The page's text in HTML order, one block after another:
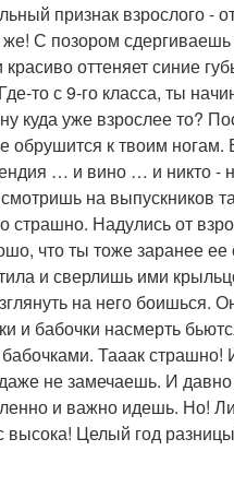
признак взрослого -
же! С позором
красиво оттеняет синие
то с 9-го класса, ты
куда уже взрослее то?
обрушится к твоим
… и вино … и никто -
на выпускников
Надулись от
что ты тоже заранее
и сверлишь ими
на него
и бабочки насмерть
Тааак
не замечаешь. И
и важно идешь. Но!
высока! Целый год